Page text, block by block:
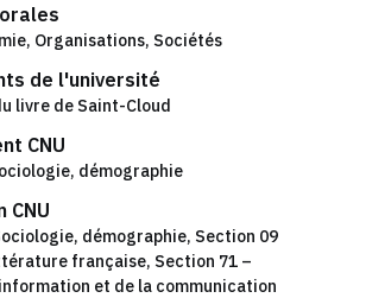
Organisations, Sociétés
de l'université
livre de Saint-Cloud
CNU
démographie
CNU
démographie, Section 09
française, Section 71 –
et de la communication